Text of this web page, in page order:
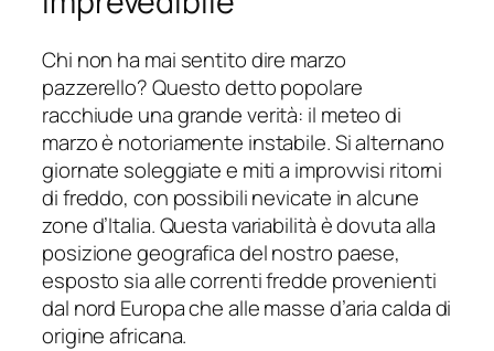
Chi non ha mai sentito dire marzo
pazzerello? Questo detto popolare
racchiude una grande verità: il meteo di
marzo è notoriamente instabile. Si alternano
giornate soleggiate e miti a improvvisi ritorni
di freddo, con possibili nevicate in alcune
zone d’Italia. Questa variabilità è dovuta alla
posizione geografica del nostro paese,
esposto sia alle correnti fredde provenienti
dal nord Europa che alle masse d’aria calda di
origine africana.